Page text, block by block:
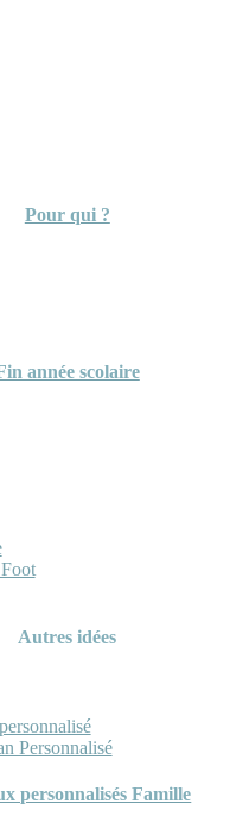
Pour qui ?
année scolaire
Autres idées
Personnalisé
personnalisés Famille